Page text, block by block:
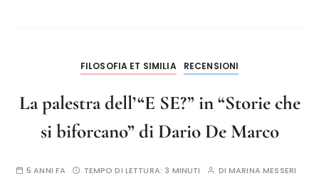
FILOSOFIA ET SIMILIA RECENSIONI
La palestra dell’“E SE?” in “Storie che
si biforcano” di Dario De Marco
5 ANNI FA TEMPO DI LETTURA: 3 MINUTI DIMARINA MESSERI